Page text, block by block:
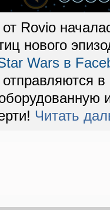
Rovio
нового
Wars в
Читать